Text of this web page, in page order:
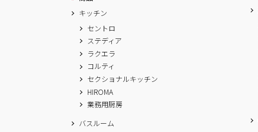
キッチン
セントロ
ステディア
ラクエラ
コルティ
セクショナルキッチン
HIROMA
業務用厨房
バスルーム